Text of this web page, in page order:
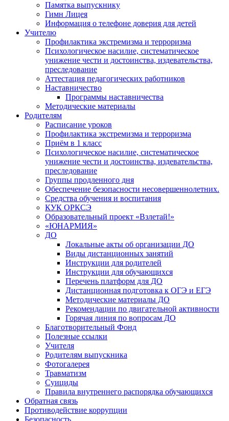
Памятка выпускнику
Гимн Лицея
Информация о телефоне доверия для детей
Учителю
Профилактика экстремизма и терроризма
Психологическое насилие, систематическое
унижение чести и достоинства, издевательства,
преследование
Аттестация педагогических работников
Наставничество
Программы наставничества
Методические материалы
Родителям
Расписание уроков
Профилактика экстремизма и терроризма
Приём в 1 класс
Психологическое насилие, систематическое
унижение чести и достоинства, издевательства,
преследование
Группы продленного дня
Обеспечение безопасности несовершеннолетних.
Средства обучения и воспитания
КУК ОРКСЭ
Образовательный проект «Взлетай!»
«ЮНАРМИЯ»
ДО
Локальные акты об организации ДО
Виды дистанционных занятий
Инструкции для родителей
Инструкции для обучающихся
Перечень платформ для ДО
Дистанционная подготовка к ОГЭ и ЕГЭ
Методические материалы ДО
Рекомендации по двигательной активности
Горячая линия по вопросам ДО
Благотворительный Фонд
Полезные ссылки
Учителя
Родителям выпускника
Фотогалерея
Травматизм
Суициды
Правила внутреннего распорядка обучающихся
Обратная связь
Противодействие коррупции